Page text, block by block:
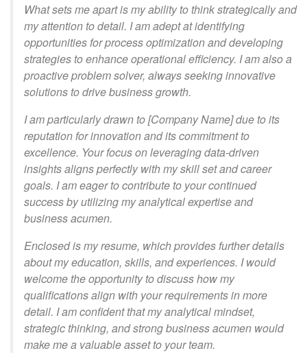
What sets me apart is my ability to think strategically and
my attention to detail. I am adept at identifying
opportunities for process optimization and developing
strategies to enhance operational efficiency. I am also a
proactive problem solver, always seeking innovative
solutions to drive business growth.
I am particularly drawn to [Company Name] due to its
reputation for innovation and its commitment to
excellence. Your focus on leveraging data-driven
insights aligns perfectly with my skill set and career
goals. I am eager to contribute to your continued
success by utilizing my analytical expertise and
business acumen.
Enclosed is my resume, which provides further details
about my education, skills, and experiences. I would
welcome the opportunity to discuss how my
qualifications align with your requirements in more
detail. I am confident that my analytical mindset,
strategic thinking, and strong business acumen would
make me a valuable asset to your team.